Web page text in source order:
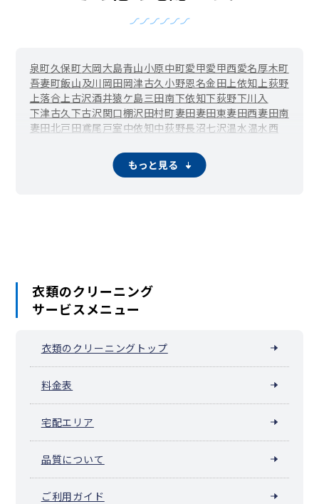
泉町久保町大岡大島青山小原中町愛甲愛甲西愛名厚木町
吾妻町飯山及川 岡田岡津古久 小野恩名金田 上依知 上荻野
上落合 上古沢酒井猿ケ島三田南下依知下荻野下川入
下津古久 下古沢関口棚沢田村町妻田妻田東妻田西妻田南
妻田北戸田鳶尾 戸室中依知中荻野長沼七沢温水 温水西
森の里若宮山際大山
もっと見る
衣類のクリーニング
サービスメニュー
衣類のクリーニングトップ
料金表
宅配エリア
品質について
ご利用ガイド